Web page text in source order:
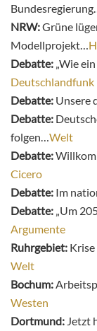
NRW:Grüne
Modellprojekt…
Debatte: „Wie
Deutschlandfunk
Debatte: Unsere
Debatte:
folgen…Welt
Debatte:
Cicero
Debatte: Im
Debatte: „Um
Argumente
Ruhrgebiet:
Welt
Bochum:
Westen
Dortmund: Jetzt